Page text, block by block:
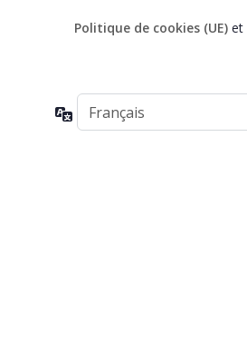
Politique de cookies (UE) et
Langue